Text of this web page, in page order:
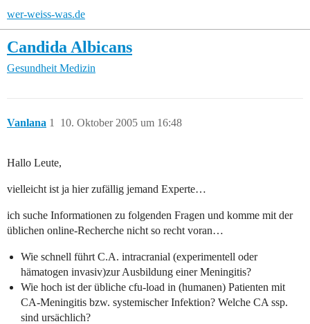
wer-weiss-was.de
Candida Albicans
Gesundheit Medizin
Vanlana 10. Oktober 2005 um 16:48
1
Hallo Leute,
vielleicht ist ja hier zufällig jemand Experte…
ich suche Informationen zu folgenden Fragen und komme mit der
üblichen online-Recherche nicht so recht voran…
Wie schnell führt C.A. intracranial (experimentell oder
hämatogen invasiv)zur Ausbildung einer Meningitis?
Wie hoch ist der übliche cfu-load in (humanen) Patienten mit
CA-Meningitis bzw. systemischer Infektion? Welche CA ssp.
sind ursächlich?